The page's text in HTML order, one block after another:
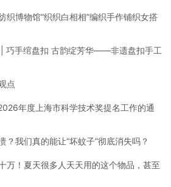
织博物馆“织织白相相”编织手作铺织女搭
巧手绾盘扣 古韵绽芳华——非遗盘扣手工
点
年度上海市科学技术奖提名工作的通
？我们真的能让“坏蚊子”彻底消失吗？
万！夏天很多人天天用的这个物品，甚至